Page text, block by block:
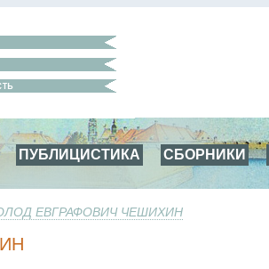
ПУБЛИЦИСТИКА СБОРНИКИ
ЕВГРАФОВИЧ ЧЕШИХИН